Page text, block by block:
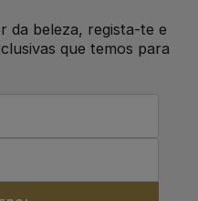
da beleza, regista-te e
que temos para